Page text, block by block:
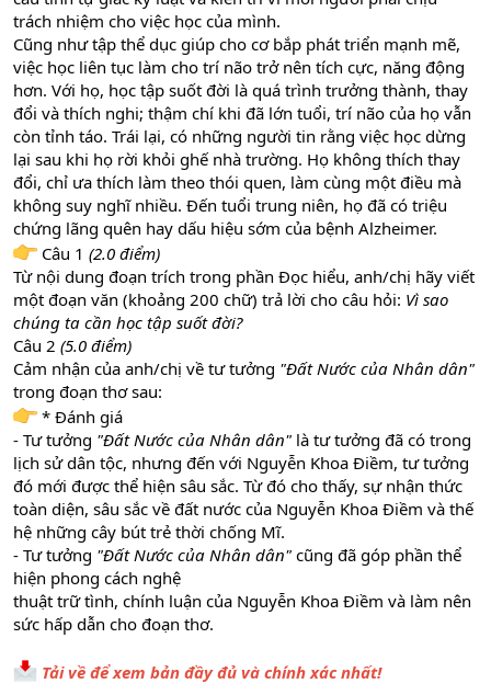
trách nhiệm cho việc học của mình.
Cũng như tập thể dục giúp cho cơ bắp phát triển mạnh mẽ,
việc học liên tục làm cho trí não trở nên tích cực, năng động
hơn. Với họ, học tập suốt đời là quá trình trưởng thành, thay
đổi và thích nghi; thậm chí khi đã lớn tuổi, trí não của họ vẫn
còn tỉnh táo. Trái lại, có những người tin rằng việc học dừng
lại sau khi họ rời khỏi ghế nhà trường. Họ không thích thay
đổi, chỉ ưa thích làm theo thói quen, làm cùng một điều mà
không suy nghĩ nhiều. Đến tuổi trung niên, họ đã có triệu
chứng lãng quên hay dấu hiệu sớm của bệnh Alzheimer.
Câu 1 (2.0 điểm)
Từ nội dung đoạn trích trong phần Đọc hiểu, anh/chị hãy viết
một đoạn văn (khoảng 200 chữ) trả lời cho câu hỏi: Vì sao
chúng ta cần học tập suốt đời?
Câu 2 (5.0 điểm)
Cảm nhận của anh/chị về tư tưởng "Đất Nước của Nhân dân"
trong đoạn thơ sau:
* Đánh giá
- Tư tưởng "Đất Nước của Nhân dân" là tư tưởng đã có trong
lịch sử dân tộc, nhưng đến với Nguyễn Khoa Điềm, tư tưởng
đó mới được thể hiện sâu sắc. Từ đó cho thấy, sự nhận thức
toàn diện, sâu sắc về đất nước của Nguyễn Khoa Điềm và thế
hệ những cây bút trẻ thời chống Mĩ.
- Tư tưởng "Đất Nước của Nhân dân" cũng đã góp phần thể
hiện phong cách nghệ
thuật trữ tình, chính luận của Nguyễn Khoa Điềm và làm nên
sức hấp dẫn cho đoạn thơ.
Tải về để xem bản đầy đủ và chính xác nhất!